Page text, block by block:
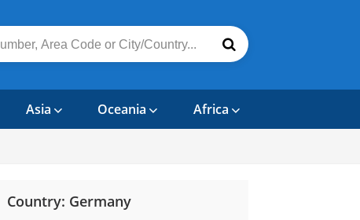
Asia Oceania Africa
Country: Germany